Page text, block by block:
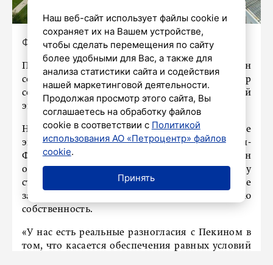
Фото: Yuri Gripas/ТАСС
Президент Соединенных Штатов Джо Байден
сообщил, что между США и Китаем до сих пор
сохраняются разногласия по поводу условий
экономического взаимодействия.
На саммите АТЭС (Азиатско-Тихоокеанское
экономическое сотрудничество) в Сан-
Франциско президент США Джо Байден
отметил, что в настоящий момент между
странами присутствуют разногласия в вопросе
защиты прав на интеллектуальную
собственность.
«У нас есть реальные разногласия с Пекином в
том, что касается обеспечения равных условий
Наш веб-сайт использует файлы cookie и
сохраняет их на Вашем устройстве,
чтобы сделать перемещения по сайту
более удобными для Вас, а также для
анализа статистики сайта и содействия
нашей маркетинговой деятельности.
Продолжая просмотр этого сайта, Вы
соглашаетесь на обработку файлов
cookie в соответствии с Политикой
использования АО «Петроцентр» файлов
cookie.
Принять